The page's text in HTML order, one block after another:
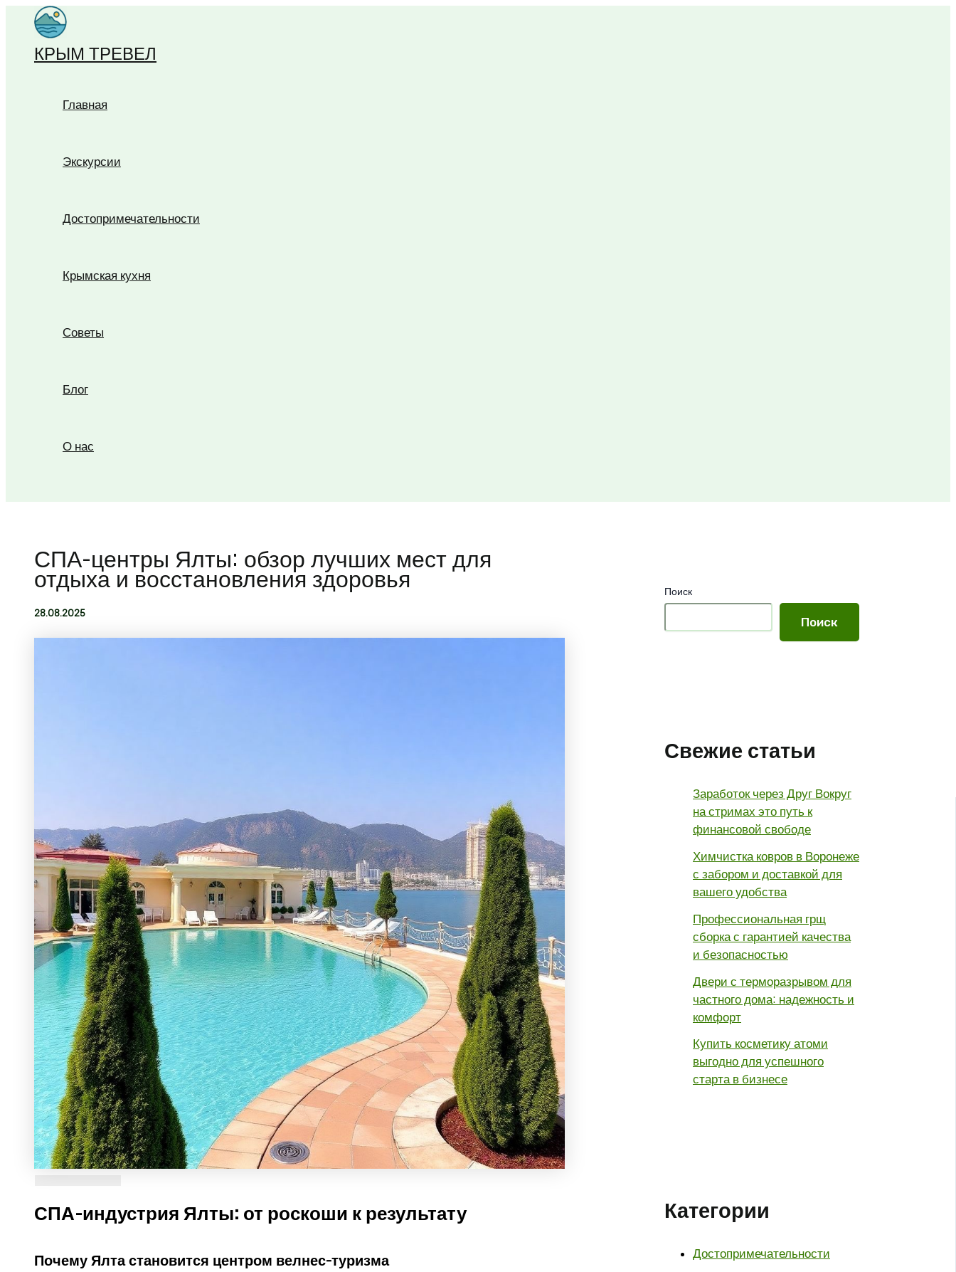
Перейти
содержимому
КРЫМ ТРЕВЕЛ
Главная
Экскурсии
Достопримечательности
Крымская кухня
Советы
Блог
О нас
СПА-центры Ялты: обзор лучших мест для
отдыха и восстановления здоровья
28.08.2025
СПА-индустрия Ялты: от роскоши к результату
Почему Ялта становится центром велнес-туризма
Поиск
Поиск
Свежие статьи
Заработок через Друг Вокруг
на стримах это путь к
финансовой свободе
Химчистка ковров в Воронеже
с забором и доставкой для
вашего удобства
Профессиональная грщ
сборка с гарантией качества
и безопасностью
Двери с терморазрывом для
частного дома: надежность и
комфорт
Купить косметику атоми
выгодно для успешного
старта в бизнесе
Категории
Достопримечательности